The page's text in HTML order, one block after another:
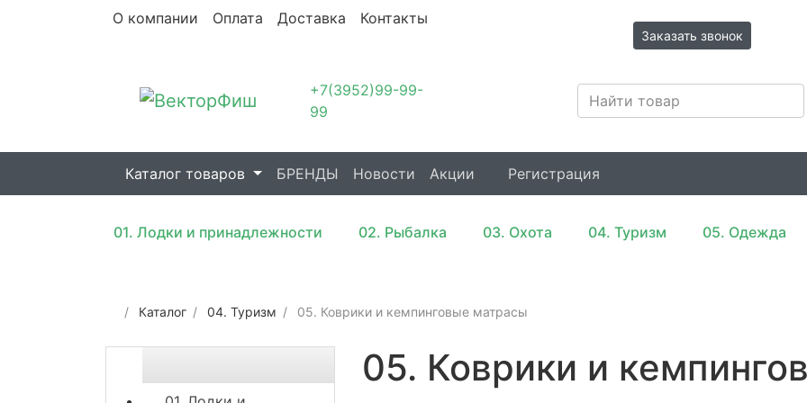
О компании Оплата Доставка Контакты
Заказать звонок
+7(3952)99-99-
99
Каталог товаров БРЕНДЫ Новости Акции Регистрация
01. Лодки и принадлежности 02. Рыбалка 03. Охота 04. Туризм 05. Одежда
Каталог 04. Туризм 05. Коврики и кeмпинговые матрасы
05. Коврики и